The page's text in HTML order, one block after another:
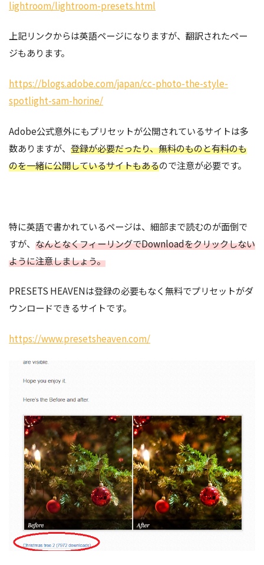
lightroom/lightroom-presets.html
上記リンクからは英語ページになりますが、翻訳されたペー
ジもあります。
https://blogs.adobe.com/japan/cc-photo-the-style-
spotlight-sam-horine/
Adobe公式意外にもプリセットが公開されているサイトは多
数ありますが、 登録が必要だったり、無料のものと有料のも
のを一緒に公開しているサイトもあるので注意が必要です。
特に英語で書かれているページは、細部まで読むのが面倒で
すが、 なんとなくフィーリングでDownloadをクリックしない
ように注意しましょう。
PRESETS HEAVENは登録の必要もなく無料でプリセットがダ
ウンロードできるサイトです。
https://www.presetsheaven.com/